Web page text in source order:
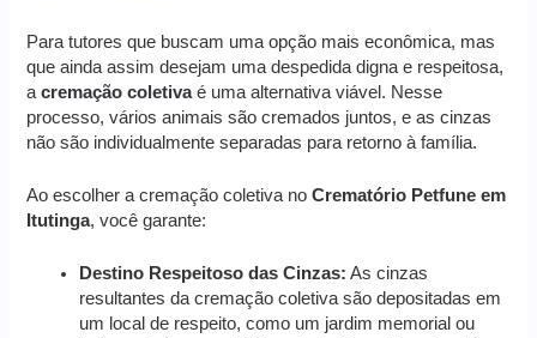
Para tutores que buscam uma opção mais econômica, mas
que ainda assim desejam uma despedida digna e respeitosa,
acremação coletivaé uma alternativa viável. Nesse
processo, vários animais são cremados juntos, e as cinzas
não são individualmente separadas para retorno à família.
Ao escolher a cremação coletiva noCrematório Petfune em
Itutinga, você garante:
Destino Respeitoso das Cinzas: As cinzas
resultantes da cremação coletiva são depositadas em
um local de respeito, como um jardim memorial ou